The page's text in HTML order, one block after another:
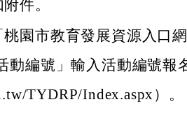
件。
園市教育發展資源入口
動編號」輸入活動編號報
TYDRP/Index.aspx）。